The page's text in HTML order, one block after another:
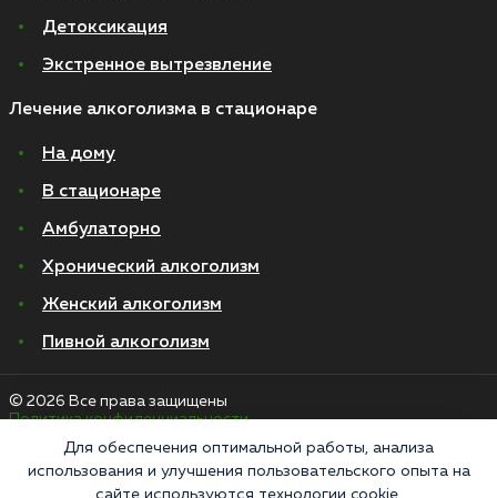
Детоксикация
Экстренное вытрезвление
Лечение алкоголизма в стационаре
На дому
В стационаре
Амбулаторно
Хронический алкоголизм
Женский алкоголизм
Пивной алкоголизм
© 2026 Все права защищены
Политика конфиденциальности
Согласие на обработку персональных данных
Для обеспечения оптимальной работы, анализа
использования и улучшения пользовательского опыта на
сайте используются технологии cookie.